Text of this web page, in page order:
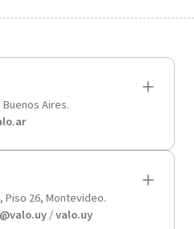
Buenos Aires.
Piso 26, Montevideo.
/valo.uy